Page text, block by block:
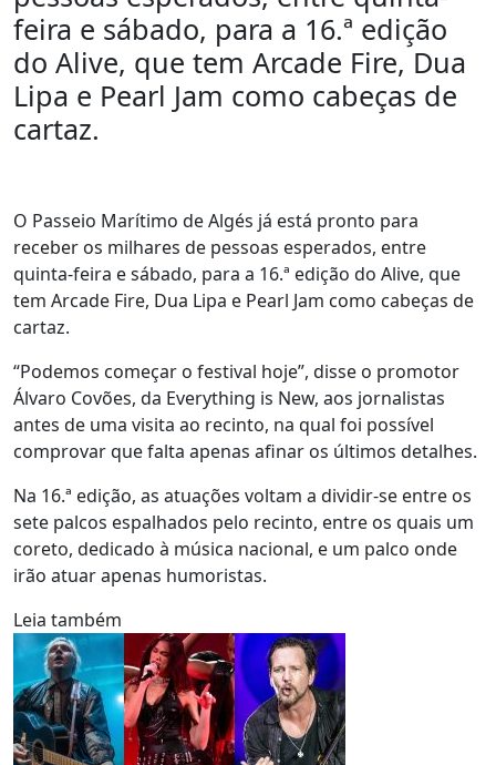
feira e sábado, para a 16.ª edição
do Alive, que tem Arcade Fire, Dua
Lipa e Pearl Jam como cabeças de
cartaz.
O Passeio Marítimo de Algés já está pronto para
receber os milhares de pessoas esperados, entre
quinta-feira e sábado, para a 16.ª edição do Alive, que
tem Arcade Fire, Dua Lipa e Pearl Jam como cabeças de
cartaz.
“Podemos começar o festival hoje”, disse o promotor
Álvaro Covões, da Everything is New, aos jornalistas
antes de uma visita ao recinto, na qual foi possível
comprovar que falta apenas afinar os últimos detalhes.
Na 16.ª edição, as atuações voltam a dividir-se entre os
sete palcos espalhados pelo recinto, entre os quais um
coreto, dedicado à música nacional, e um palco onde
irão atuar apenas humoristas.
Leia também